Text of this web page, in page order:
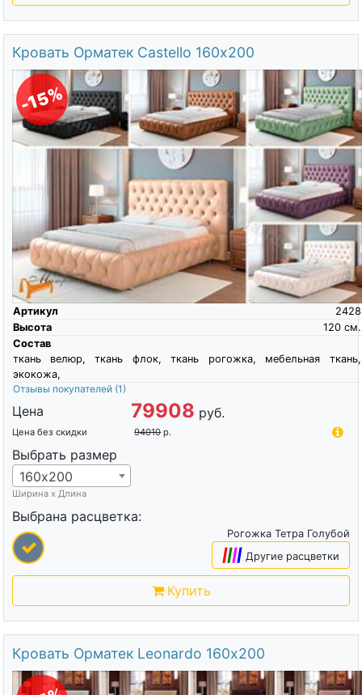
Кровать Орматек Castello 160х200
-15%
Артикул
2428
Высота
см.
120
Состав
ткань велюр, ткань флок, ткань рогожка, мебельная ткань,
экокожа,
Отзывы покупателей (1)
Цена 79908 руб.
Цена без скидки 94010 р.
Выбрать размер
160х200
Ширина х Длина
Выбрана расцветка:
Рогожка Тетра Голубой
|||| Другие расцветки
Купить
Кровать Орматек Leonardo 160х200